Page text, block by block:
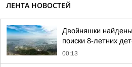
ЛЕНТА НОВОСТЕЙ
Двойняшки
поиски 8-летних
00:13